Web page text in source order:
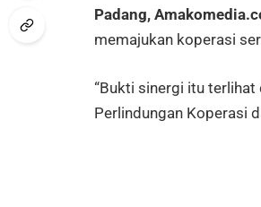
Padang,
memajukan koperasi
“Bukti sinergi itu terlihat
Perlindungan Koperasi